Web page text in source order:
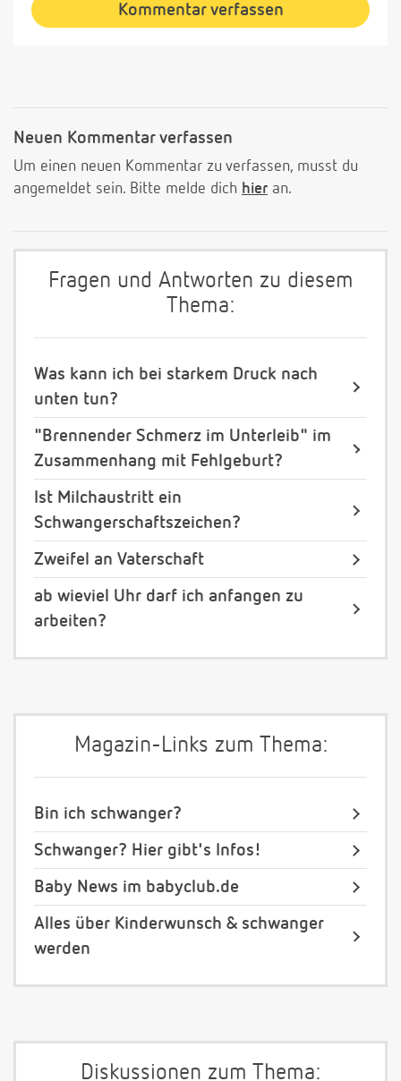
Kommentar verfassen
Neuen Kommentar verfassen
Um einen neuen Kommentar zu verfassen, musst du
angemeldet sein. Bitte melde dich hier an.
Fragen und Antworten zu diesem
Thema:
Was kann ich bei starkem Druck nach
unten tun?
"Brennender Schmerz im Unterleib" im
Zusammenhang mit Fehlgeburt?
Ist Milchaustritt ein
Schwangerschaftszeichen?
Zweifel an Vaterschaft
ab wieviel Uhr darf ich anfangen zu
arbeiten?
Magazin-Links zum Thema:
Bin ich schwanger?
Schwanger? Hier gibt's Infos!
Baby News im babyclub.de
Alles über Kinderwunsch & schwanger
werden
Diskussionen zum Thema: